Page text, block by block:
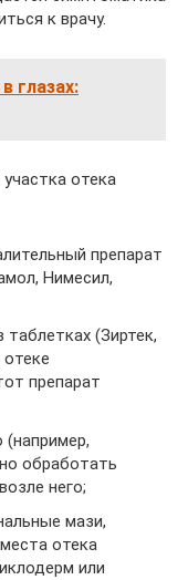
к врачу.
глазах:
отека
препарат
Нимесил,
(Зиртек,
препарат
обработать
него;
мази,
отека
или